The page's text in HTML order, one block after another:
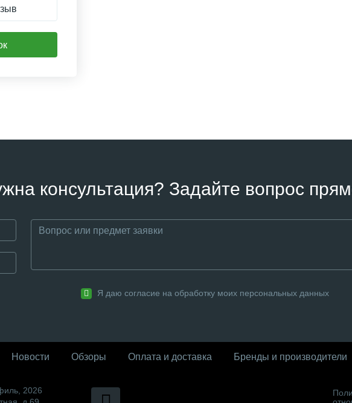
консультация? Задайте вопрос
Я даю согласие на обработку моих персональных данных
Новости Обзоры Оплата и доставка Бренды и производители
2026